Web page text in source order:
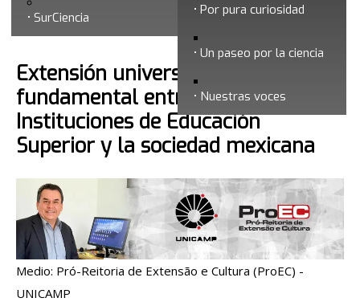
Por pura curiosidad
Un paseo por la ciencia
Nuestras voces
SurCiencia
Búsqueda
Extensión universitaria: parte
fundamental entre las
Instituciones de Educación
Superior y la sociedad mexicana
Medio: Pró-Reitoria de Extensão e Cultura (ProEC) -
UNICAMP